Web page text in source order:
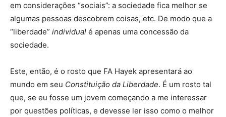
em considerações “sociais”: a sociedade fica melhor se
algumas pessoas descobrem coisas, etc. De modo que a
“liberdade” individual é apenas uma concessão da
sociedade.
Este, então, é o rosto que FA Hayek apresentará ao
mundo em seu Constituição da Liberdade. É um rosto tal
que, se eu fosse um jovem começando a me interessar
por questões políticas, e devesse ler isso como o melhor